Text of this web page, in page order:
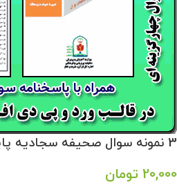
3 نمونه سوال صحیفه سجادیه پایه دوازدهم ( 1405- 1404)
20,000 تومان